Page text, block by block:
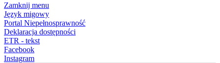
Zamknij menu
Język migowy
Portal Niepełnosprawność
Deklaracja dostępności
ETR - tekst
Facebook
Instagram